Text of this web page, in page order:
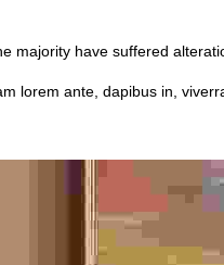
have suffered
lorem ante, dapibus in,